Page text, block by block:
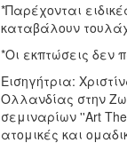
*Παρέχονται
καταβάλουν
*Οι εκπτώσεις δεν
Εισηγήτρια:
Ολλανδίας στην
σεμιναρίων ''Αrt
ατομικές και